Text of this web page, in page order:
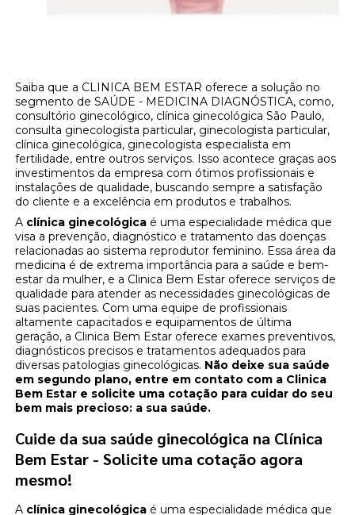
Saiba que a CLINICA BEM ESTAR oferece a solução no
segmento de SAÚDE - MEDICINA DIAGNÓSTICA, como,
consultório ginecológico, clínica ginecológica São Paulo,
consulta ginecologista particular, ginecologista particular,
clínica ginecológica, ginecologista especialista em
fertilidade, entre outros serviços. Isso acontece graças aos
investimentos da empresa com ótimos profissionais e
instalações de qualidade, buscando sempre a satisfação
do cliente e a excelência em produtos e trabalhos.
A clínica ginecológica é uma especialidade médica que
visa a prevenção, diagnóstico e tratamento das doenças
relacionadas ao sistema reprodutor feminino. Essa área da
medicina é de extrema importância para a saúde e bem-
estar da mulher, e a Clinica Bem Estar oferece serviços de
qualidade para atender as necessidades ginecológicas de
suas pacientes. Com uma equipe de profissionais
altamente capacitados e equipamentos de última
geração, a Clinica Bem Estar oferece exames preventivos,
diagnósticos precisos e tratamentos adequados para
diversas patologias ginecológicas. Não deixe sua saúde
em segundo plano, entre em contato com a Clinica
Bem Estar e solicite uma cotação para cuidar do seu
bem mais precioso: a sua saúde.
Cuide da sua saúde ginecológica na Clínica
Bem Estar - Solicite uma cotação agora
mesmo!
A clínica ginecológica é uma especialidade médica que